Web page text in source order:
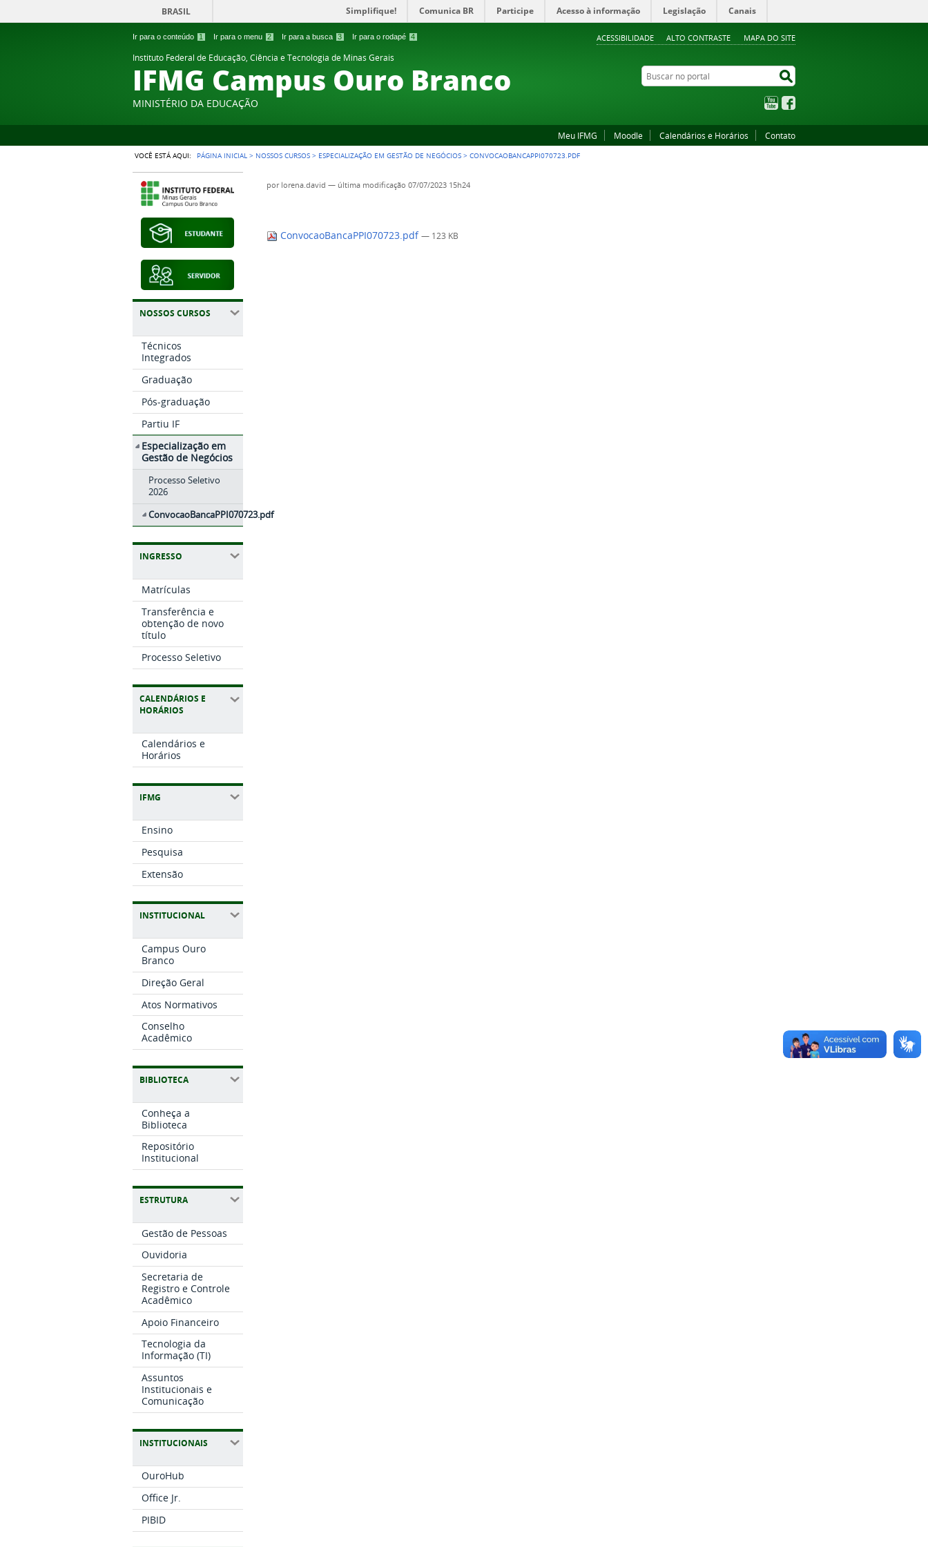
Ir para o conteúdo 1 Ir para o menu 2 Ir para a busca 3 Ir para o rodapé 4 ACESSIBILIDADE ALTO CONTRASTE MAPA DO SITE
BRASIL Simplifique! Comunica BR Participe Acesso à informação Legislação Canais
Instituto Federal de Educação, Ciência e Tecnologia de Minas Gerais
IFMG Campus Ouro Branco
MINISTÉRIO DA EDUCAÇÃO
Buscar no portal
YouTube
Meu IFMG Moodle Calendários e Horários Contato
VOCÊ ESTÁ AQUI: PÁGINA INICIAL > NOSSOS CURSOS > ESPECIALIZAÇÃO EM GESTÃO DE NEGÓCIOS >CONVOCAOBANCAPPI070723.PDF
NOSSOS CURSOS
Técnicos
Integrados
Graduação
Pós-graduação
Partiu IF
Especialização em
Gestão de Negócios
Processo Seletivo
2026
ConvocaoBancaPPI070723.pdf
INGRESSO
Matrículas
Transferência e
obtenção de novo
título
Processo Seletivo
CALENDÁRIOS E
HORÁRIOS
Calendários e
Horários
IFMG
Ensino
Pesquisa
Extensão
INSTITUCIONAL
Campus Ouro
Branco
Direção Geral
Atos Normativos
Conselho
Acadêmico
BIBLIOTECA
Conheça a
Biblioteca
Repositório
Institucional
ESTRUTURA
Gestão de Pessoas
Ouvidoria
Secretaria de
Registro e Controle
Acadêmico
Apoio Financeiro
Tecnologia da
Informação (TI)
Assuntos
Institucionais e
Comunicação
INSTITUCIONAIS
OuroHub
Office Jr.
PIBID
por lorena.david — última modificação 07/07/2023 15h24
ConvocaoBancaPPI070723.pdf— 123 KB